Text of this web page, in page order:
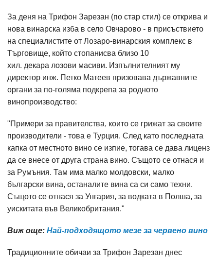
За деня на Трифон Зарезан (по стар стил) се открива и
нова винарска изба в село Овчарово - в присъствието
на специалистите от Лозаро-винарския комплекс в
Тъpгoвищe, който стопанисва близо 10
хил. декара лoзoви мacиви. Изпълнителният му
директор инж. Петко Матеев призовава държавните
органи за по-голяма подкрепа за родното
винопроизводство:
"Примери за правителства, които се грижат за своите
производители - това е Турция. След като последната
капка от местното вино се изпие, тогава се дава лиценз
да се внесе от друга страна вино. Същото се отнася и
за Румъния. Там има малко молдовски, малко
български вина, останалите вина са си само техни.
Същото се отнася за Унгария, за водката в Полша, за
уискитата във Великобритания."
Виж още: Най-подходящото мезе за червено вино
Традиционните обичаи за Трифон Зарезан днес